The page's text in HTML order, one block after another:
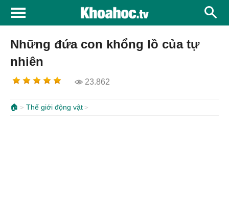
Những đứa con khổng lồ của tự
nhiên
23.862
🏠 Thế giới động vật